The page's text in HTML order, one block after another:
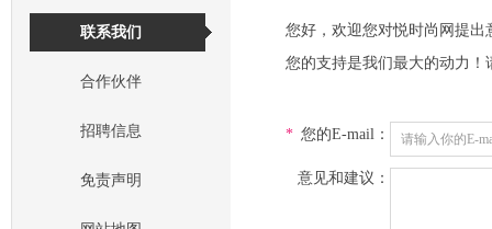
联系我们
合作伙伴
招聘信息
免责声明
您好，欢迎您对悦时尚网提出
您的支持是我们最大的动力
* 您的E-mail： 请输入你的E-
意见和建议：